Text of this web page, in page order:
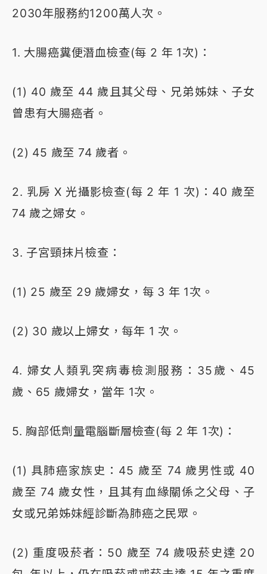
2030年服務約1200萬人次。
1. 大腸癌糞便潛血檢查(每 2 年 1次)：
(1) 40 歲至 44 歲且其父母、兄弟姊妹、子女
曾患有大腸癌者。
(2) 45 歲至 74 歲者。
2. 乳房 X 光攝影檢查(每 2 年 1 次)：40 歲至
74 歲之婦女。
3. 子宮頸抹片檢查：
(1) 25 歲至 29 歲婦女，每 3 年 1次。
(2) 30 歲以上婦女，每年 1 次。
4. 婦女人類乳突病毒檢測服務：35歲、45
歲、65 歲婦女，當年 1次。
5. 胸部低劑量電腦斷層檢查(每 2 年 1次)：
(1) 具肺癌家族史：45 歲至 74 歲男性或 40
歲至 74 歲女性，且其有血緣關係之父母、子
女或兄弟姊妹經診斷為肺癌之民眾。
(2) 重度吸菸者：50 歲至 74 歲吸菸史達 20